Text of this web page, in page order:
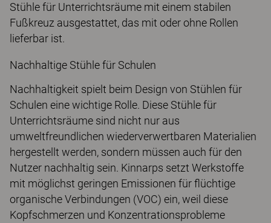
Stühle für Unterrichtsräume mit einem stabilen
Fußkreuz ausgestattet, das mit oder ohne Rollen
lieferbar ist.
Nachhaltige Stühle für Schulen
Nachhaltigkeit spielt beim Design von Stühlen für
Schulen eine wichtige Rolle. Diese Stühle für
Unterrichtsräume sind nicht nur aus
umweltfreundlichen wiederverwertbaren Materialien
hergestellt werden, sondern müssen auch für den
Nutzer nachhaltig sein. Kinnarps setzt Werkstoffe
mit möglichst geringen Emissionen für flüchtige
organische Verbindungen (VOC) ein, weil diese
Kopfschmerzen und Konzentrationsprobleme